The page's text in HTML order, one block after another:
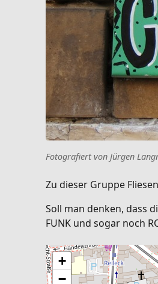
Fotografiert von Jürgen
Zu dieser Gruppe
Soll man denken, dass
FUNK und sogar noch
+
−